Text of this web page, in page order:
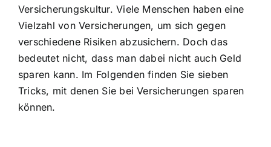
Versicherungskultur. Viele Menschen haben eine
Vielzahl von Versicherungen, um sich gegen
verschiedene Risiken abzusichern. Doch das
bedeutet nicht, dass man dabei nicht auch Geld
sparen kann. Im Folgenden finden Sie sieben
Tricks, mit denen Sie bei Versicherungen sparen
können.